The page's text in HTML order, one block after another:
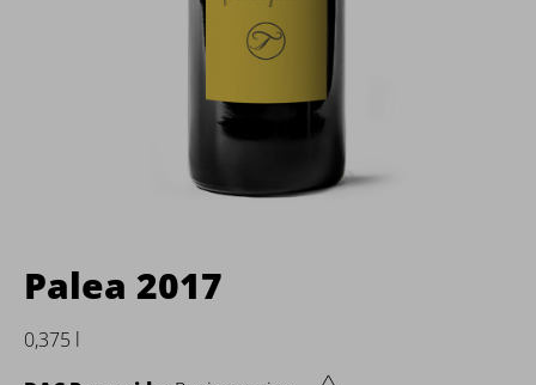
Palea 2017
0,375 l